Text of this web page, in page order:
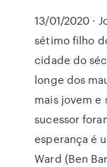
13/01/2020 ·
sétimo filho
cidade do
longe dos
mais jovem e
sucessor
esperança é
Ward (Ben